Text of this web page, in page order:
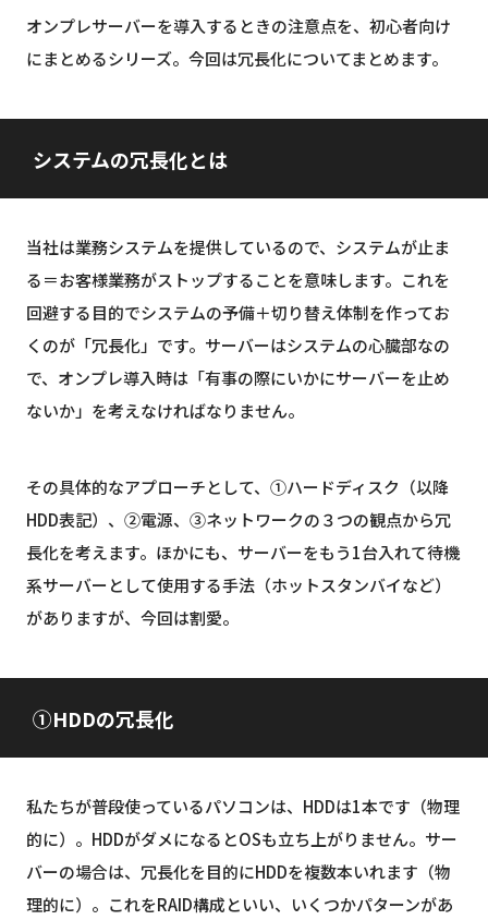
オンプレサーバーを導入するときの注意点を、初心者向け
にまとめるシリーズ。今回は冗長化についてまとめます。
システムの冗長化とは
当社は業務システムを提供しているので、システムが止ま
る＝お客様業務がストップすることを意味します。これを
回避する目的でシステムの予備＋切り替え体制を作ってお
くのが「冗長化」です。サーバーはシステムの心臓部なの
で、オンプレ導入時は「有事の際にいかにサーバーを止め
ないか」を考えなければなりません。
その具体的なアプローチとして、①ハードディスク（以降
HDD表記）、②電源、③ネットワークの３つの観点から冗
長化を考えます。ほかにも、サーバーをもう1台入れて待機
系サーバーとして使用する手法（ホットスタンバイなど）
がありますが、今回は割愛。
①HDDの冗長化
私たちが普段使っているパソコンは、HDDは1本です（物理
的に）。HDDがダメになるとOSも立ち上がりません。サー
バーの場合は、冗長化を目的にHDDを複数本いれます（物
理的に）。これをRAID構成といい、いくつかパターンがあ